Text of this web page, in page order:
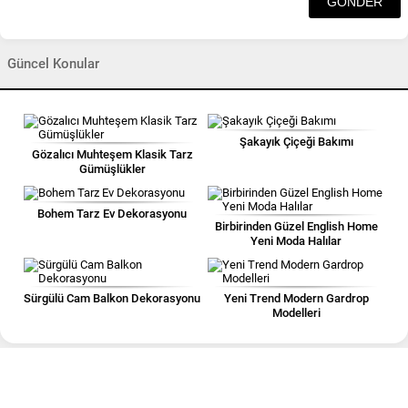
Güncel Konular
Gözalıcı Muhteşem Klasik Tarz
Gümüşlükler
Şakayık Çiçeği Bakımı
Bohem Tarz Ev Dekorasyonu
Birbirinden Güzel English Home
Yeni Moda Halılar
Sürgülü Cam Balkon Dekorasyonu
Yeni Trend Modern Gardrop
Modelleri